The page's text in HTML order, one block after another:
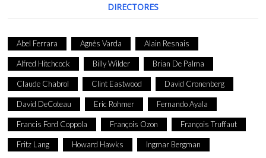
DIRECTORES
Abel Ferrara Agnès Varda Alain Resnais
Alfred Hitchcock Billy Wilder Brian De Palma
Claude Chabrol Clint Eastwood David Cronenberg
David DeCoteau Eric Rohmer Fernando Ayala
Francis Ford Coppola François Ozon François Truffaut
Fritz Lang Howard Hawks Ingmar Bergman